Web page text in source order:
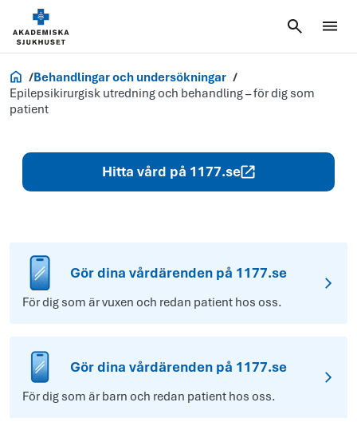
Akademiska.se
Behandlingar och undersökningar
Epilepsikirurgisk utredning och behandling – för dig som
patient
Hitta vård på 1177.se
Gör dina vårdärenden på 1177.se
För dig som är vuxen och redan patient hos oss.
Gör dina vårdärenden på 1177.se
För dig som är barn och redan patient hos oss.